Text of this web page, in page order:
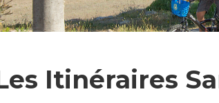
Itinéraires